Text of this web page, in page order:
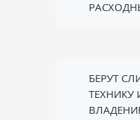
БЕРУТ
ТЕХНИКУ